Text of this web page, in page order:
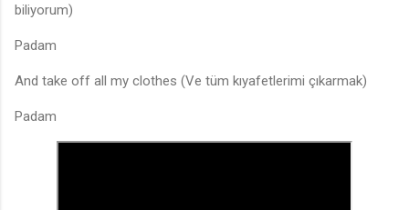
biliyorum)
Padam
And take off all my clothes (Ve tüm kıyafetlerimi çıkarmak)
Padam